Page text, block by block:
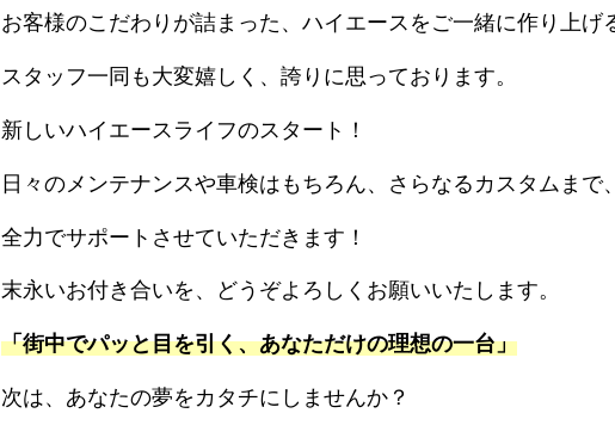
お客様のこだわりが詰まった、ハイエースをご一緒に作り上げ
スタッフ一同も大変嬉しく、誇りに思っております。
新しいハイエースライフのスタート！
日々のメンテナンスや車検はもちろん、さらなるカスタムまで
全力でサポートさせていただきます！
末永いお付き合いを、どうぞよろしくお願いいたします。
「街中でパッと目を引く、あなただけの理想の一台」
次は、あなたの夢をカタチにしませんか？